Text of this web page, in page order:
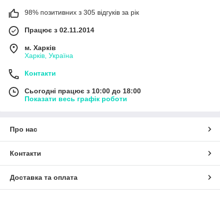
98% позитивних з 305 відгуків за рік
Працює з 02.11.2014
м. Харків
Харків, Україна
Контакти
Сьогодні працює з 10:00 до 18:00
Показати весь графік роботи
Про нас
Контакти
Доставка та оплата